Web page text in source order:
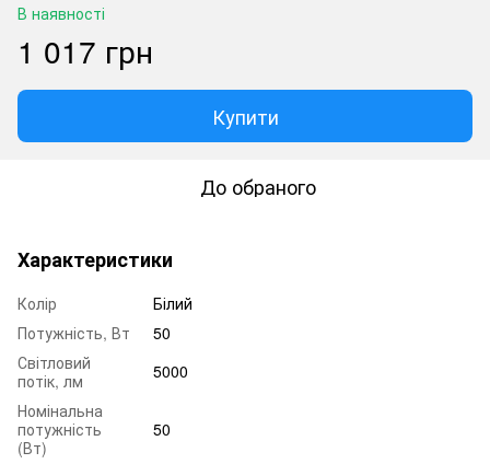
В наявності
1 017 грн
Купити
До обраного
Характеристики
Колір
Білий
Потужність, Вт
50
Світловий
потік, лм
5000
Номінальна
потужність
(Вт)
50